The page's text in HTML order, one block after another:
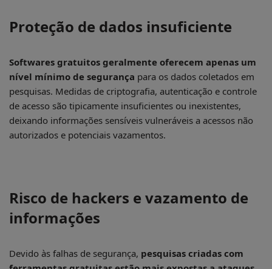
Proteção de dados insuficiente
Softwares gratuitos geralmente oferecem apenas um
nível mínimo de segurança para os dados coletados em
pesquisas. Medidas de criptografia, autenticação e controle
de acesso são tipicamente insuficientes ou inexistentes,
deixando informações sensíveis vulneráveis a acessos não
autorizados e potenciais vazamentos.
Risco de hackers e vazamento de
informações
Devido às falhas de segurança, pesquisas criadas com